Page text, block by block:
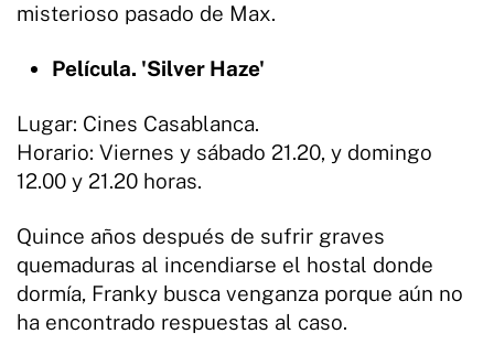
misterioso pasado de Max.
Película. 'Silver Haze'
Lugar: Cines Casablanca.
Horario: Viernes y sábado 21.20, y domingo
12.00 y 21.20 horas.
Quince años después de sufrir graves
quemaduras al incendiarse el hostal donde
dormía, Franky busca venganza porque aún no
ha encontrado respuestas al caso.